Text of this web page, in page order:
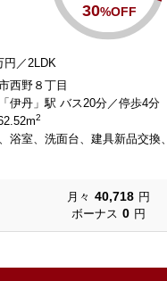
30%OFF
円／2LDK
西野８丁目
伊丹」駅 バス20分／停歩4分
2
浴室、洗面台、建具新品交換
月々 40,718 円
ボーナス 0 円